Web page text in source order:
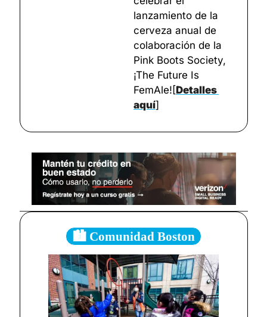
lanzamiento de la
cerveza anual de
colaboración de la
Pink Boots Society,
¡The Future Is
FemAle! [Detalles
aquí]
🏙️ Comunidad Boston